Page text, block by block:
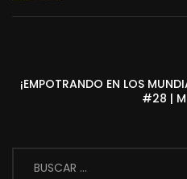
¡EMPOTRANDO EN LOS
#28 |